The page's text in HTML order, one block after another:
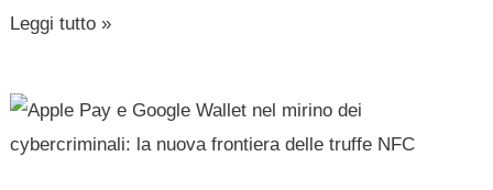
tramite
Leggi tutto »
Apple
Pay